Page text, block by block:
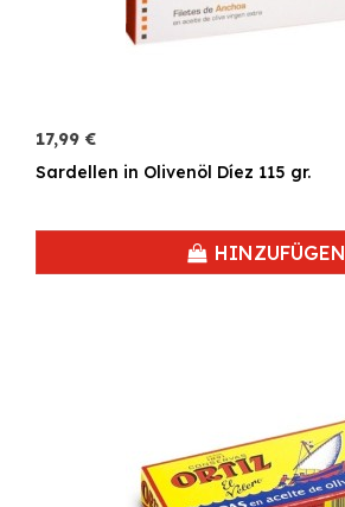
17,99 €
Sardellen in Olivenöl Díez 115 gr.
HINZUFÜGEN